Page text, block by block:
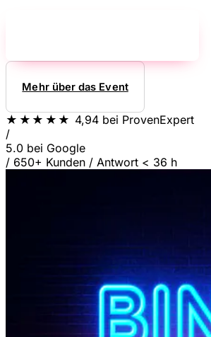
Mehr über das Event
★★★★★ 4,94 bei ProvenExpert
/
5.0 bei Google
/ 650+ Kunden / Antwort < 36 h